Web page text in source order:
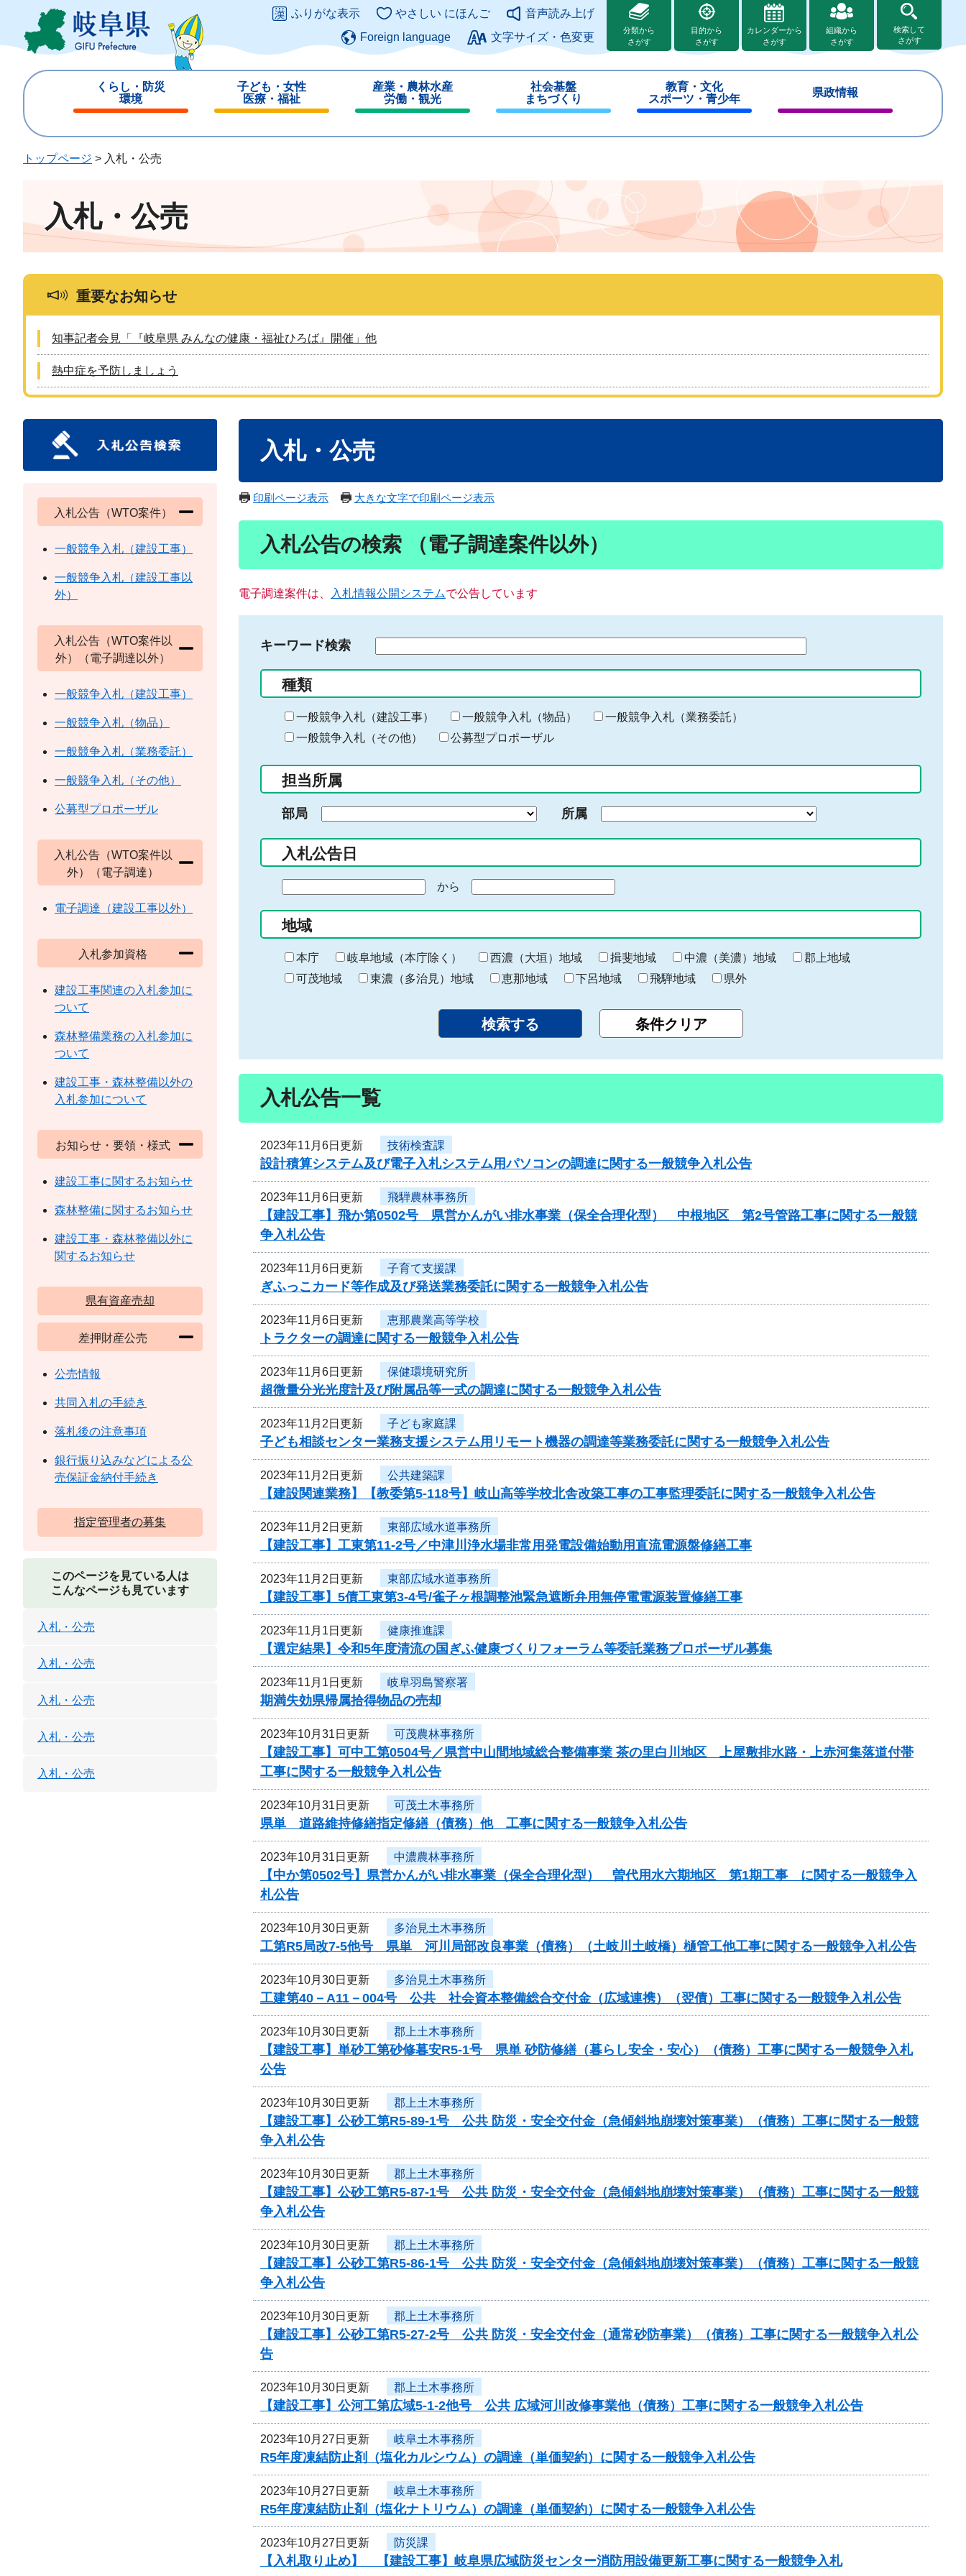
ジ
ュ
このページの本文へ
ふりがな表示 やさしい にほんご
音声読み上げ
Foreign language
文字サイズ・色変更
分類から
さがす
目的から
さがす
カレンダーから
さがす
組織から
さがす
検索して
さがす
くらし・防災
環境
じ
子ども・女性
医療・福祉
じ
産業・農林水産
労働・観光
じ
社会基盤
まちづくり
じ
教育・文化
スポーツ・青少年
じ
県政情報
じ
トップページ > 入札・公売
入札・公売
重要なお知らせ
知事記者会見「『岐阜県 みんなの健康・福祉ひろば』開催」他
熱中症を予防しましょう
入札・公売
印刷ページ表示 大きな文字で印刷ページ表示
入札公告の検索 （電子調達案件以外）
電子調達案件は、 入札情報公開システムで公告しています
キーワード検索
る
キ
ー
ー
入
力
種類
一般競争入札（建設工事） 一般競争入札（物品）
一般競争入札（業務委託）
一般競争入札（その他）
公募型プロポーザル
担当所属
部局 所属
入札公告日
の
始
ま
り
から
終
わ
り
地域
本庁 岐阜地域（本庁除く） 西濃（大垣）地域 揖斐地域 中濃（美濃）地域
郡上地域
可茂地域
東濃（多治見）地域 恵那地域 下呂地域 飛騨地域 県外
入札公告一覧
2023年11月6日更新 技術検査課
設計積算システム及び電子入札システム用パソコンの調達に関する一般競争入札公告
2023年11月6日更新 飛騨農林事務所
【建設工事】飛か第0502号 県営かんがい排水事業（保全合理化型） 中根地区 第2号管路工事に関する一般競
争入札公告
2023年11月6日更新 子育て支援課
ぎふっこカード等作成及び発送業務委託に関する一般競争入札公告
2023年11月6日更新 恵那農業高等学校
トラクターの調達に関する一般競争入札公告
2023年11月6日更新 保健環境研究所
超微量分光光度計及び附属品等一式の調達に関する一般競争入札公告
2023年11月2日更新 子ども家庭課
子ども相談センター業務支援システム用リモート機器の調達等業務委託に関する一般競争入札公告
2023年11月2日更新 公共建築課
【建設関連業務】【教委第5-118号】岐山高等学校北舎改築工事の工事監理委託に関する一般競争入札公告
2023年11月2日更新 東部広域水道事務所
【建設工事】工東第11-2号／中津川浄水場非常用発電設備始動用直流電源盤修繕工事
2023年11月2日更新 東部広域水道事務所
【建設工事】5債工東第3-4号/雀子ヶ根調整池緊急遮断弁用無停電電源装置修繕工事
2023年11月1日更新 健康推進課
【選定結果】令和5年度清流の国ぎふ健康づくりフォーラム等委託業務プロポーザル募集
2023年11月1日更新 岐阜羽島警察署
期満失効県帰属拾得物品の売却
2023年10月31日更新 可茂農林事務所
【建設工事】可中工第0504号／県営中山間地域総合整備事業 茶の里白川地区 上屋敷排水路・上赤河集落道付帯
工事に関する一般競争入札公告
2023年10月31日更新 可茂土木事務所
県単 道路維持修繕指定修繕（債務）他 工事に関する一般競争入札公告
2023年10月31日更新 中濃農林事務所
【中か第0502号】県営かんがい排水事業（保全合理化型） 曽代用水六期地区 第1期工事 に関する一般競争入
札公告
2023年10月30日更新 多治見土木事務所
工第R5局改7-5他号 県単 河川局部改良事業（債務）（土岐川土岐橋）樋管工他工事に関する一般競争入札公告
2023年10月30日更新 多治見土木事務所
工建第40－A11－004号 公共 社会資本整備総合交付金（広域連携）（翌債）工事に関する一般競争入札公告
2023年10月30日更新 郡上土木事務所
【建設工事】単砂工第砂修暮安R5-1号 県単 砂防修繕（暮らし安全・安心）（債務）工事に関する一般競争入札
公告
2023年10月30日更新 郡上土木事務所
【建設工事】公砂工第R5-89-1号 公共 防災・安全交付金（急傾斜地崩壊対策事業）（債務）工事に関する一般競
争入札公告
2023年10月30日更新 郡上土木事務所
【建設工事】公砂工第R5-87-1号 公共 防災・安全交付金（急傾斜地崩壊対策事業）（債務）工事に関する一般競
争入札公告
2023年10月30日更新 郡上土木事務所
【建設工事】公砂工第R5-86-1号 公共 防災・安全交付金（急傾斜地崩壊対策事業）（債務）工事に関する一般競
争入札公告
2023年10月30日更新 郡上土木事務所
【建設工事】公砂工第R5-27-2号 公共 防災・安全交付金（通常砂防事業）（債務）工事に関する一般競争入札公
告
2023年10月30日更新 郡上土木事務所
【建設工事】公河工第広域5-1-2他号 公共 広域河川改修事業他（債務）工事に関する一般競争入札公告
2023年10月27日更新 岐阜土木事務所
R5年度凍結防止剤（塩化カルシウム）の調達（単価契約）に関する一般競争入札公告
2023年10月27日更新 岐阜土木事務所
R5年度凍結防止剤（塩化ナトリウム）の調達（単価契約）に関する一般競争入札公告
2023年10月27日更新 防災課
【入札取り止め】 【建設工事】岐阜県広域防災センター消防用設備更新工事に関する一般競争入札
入札公告（WTO案件）
一般競争入札（建設工事）
一般競争入札（建設工事以
外）
入札公告（WTO案件以
外）（電子調達以外）
一般競争入札（建設工事）
一般競争入札（物品）
一般競争入札（業務委託）
一般競争入札（その他）
公募型プロポーザル
入札公告（WTO案件以
外）（電子調達）
電子調達（建設工事以外）
入札参加資格
建設工事関連の入札参加に
ついて
森林整備業務の入札参加に
ついて
建設工事・森林整備以外の
入札参加について
お知らせ・要領・様式
建設工事に関するお知らせ
森林整備に関するお知らせ
建設工事・森林整備以外に
関するお知らせ
県有資産売却
差押財産公売
公売情報
共同入札の手続き
落札後の注意事項
銀行振り込みなどによる公
売保証金納付手続き
指定管理者の募集
このページを見ている人は
こんなページも見ています
入札・公売
入札・公売
入札・公売
入札・公売
入札・公売